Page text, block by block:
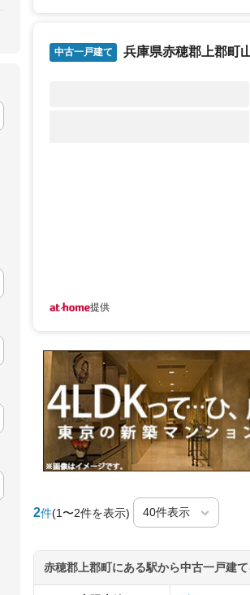
中古一戸建て 兵庫県赤穂郡上郡町
提供
2件(1〜2件を表示)
赤穂郡上郡町にある駅から中古一戸建